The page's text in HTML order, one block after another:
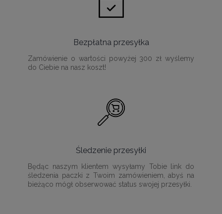
Bezpłatna przesyłka
Zamówienie o wartości powyżej 300 zł wyślemy
do Ciebie na nasz koszt!
Śledzenie przesyłki
Będąc naszym klientem wysyłamy Tobie link do
śledzenia paczki z Twoim zamówieniem, abyś na
bieżąco mógł obserwować status swojej przesyłki.